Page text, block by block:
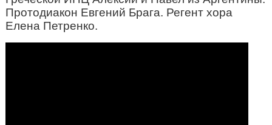
Протодиакон Евгений Брага. Регент хора
Елена Петренко.